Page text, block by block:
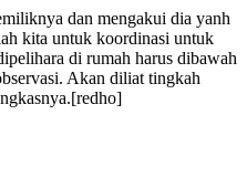
dan mengakui dia yanh
kita untuk koordinasi untuk
di rumah harus dibawah
Akan diliat tingkah